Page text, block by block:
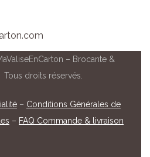
– Brocante &
droits réservés.
– Conditions Générales de
– FAQ Commande & livraison